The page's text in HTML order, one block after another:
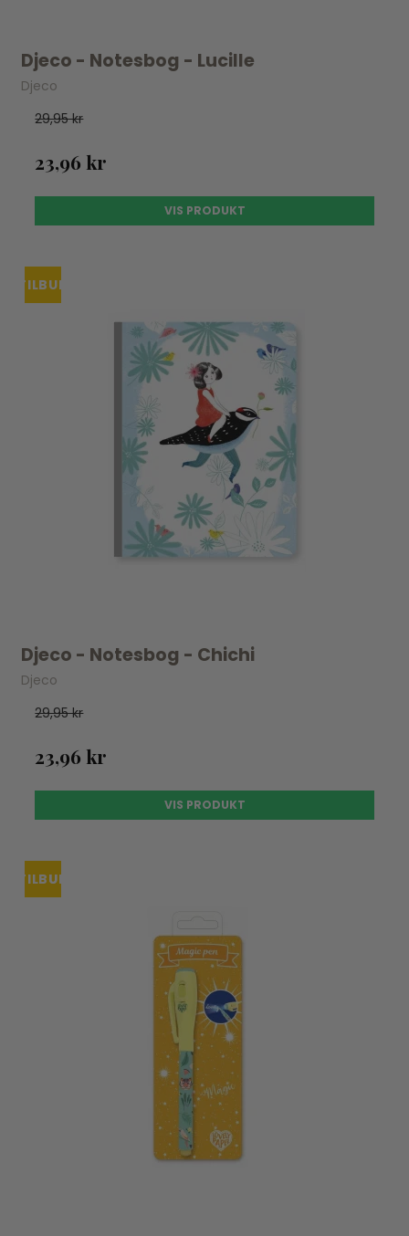
Djeco - Notesbog - Lucille
Djeco
29,95 kr
23,96 kr
VIS PRODUKT
TILBUD
Djeco - Notesbog - Chichi
Djeco
29,95 kr
23,96 kr
VIS PRODUKT
TILBUDUDSOLGT